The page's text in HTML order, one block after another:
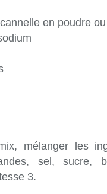
en poudre
mélanger les
sel, sucre,
3.